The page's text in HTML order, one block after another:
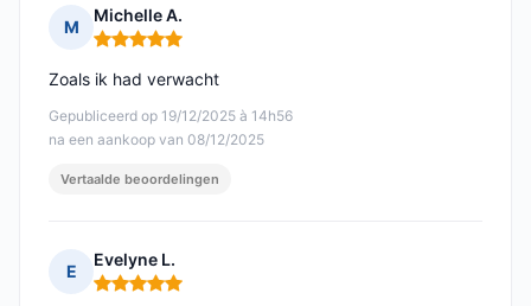
M
Michelle A.
Opmerking: 5 van 5
Gepubliceerd op 19/12/2025 à 14h56
na een aankoop van 08/12/2025
Zoals ik had verwacht
Vertaalde beoordelingen
E
Evelyne L.
Opmerking: 5 van 5